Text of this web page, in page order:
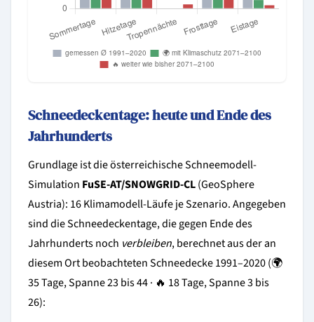
Schneedeckentage: heute und Ende des
Jahrhunderts
Grundlage ist die österreichische Schneemodell-
Simulation FuSE-AT/SNOWGRID-CL(GeoSphere
Austria): 16 Klimamodell-Läufe je Szenario. Angegeben
sind die Schneedeckentage, die gegen Ende des
Jahrhunderts noch verbleiben, berechnet aus der an
diesem Ort beobachteten Schneedecke 1991–2020 (🌍
35 Tage, Spanne 23 bis 44 · 🔥 18 Tage, Spanne 3 bis
26):